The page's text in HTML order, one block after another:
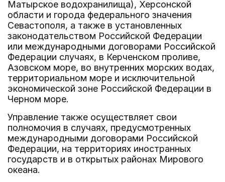
Матырское водохранилища), Херсонской
области и города федерального значения
Севастополя, а также в установленных
законодательством Российской Федерации
или международными договорами Российской
Федерации случаях, в Керченском проливе,
Азовском море, во внутренних морских водах,
территориальном море и исключительной
экономической зоне Российской Федерации в
Черном море.
Управление также осуществляет свои
полномочия в случаях, предусмотренных
международными договорами Российской
Федерации, на территориях иностранных
государств и в открытых районах Мирового
океана.